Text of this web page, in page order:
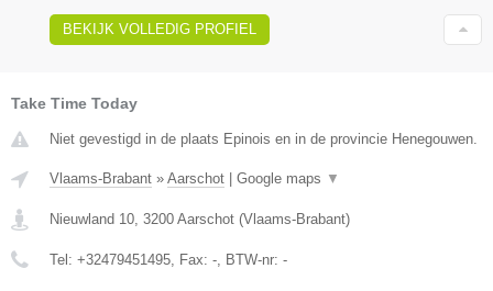
BEKIJK VOLLEDIG PROFIEL
Take Time Today
Niet gevestigd in de plaats Epinois en in de provincie Henegouwen.
Vlaams-Brabant » Aarschot Google maps ▼
Nieuwland 10, 3200 Aarschot (Vlaams-Brabant)
Tel: +32479451495, Fax: -, BTW-nr: -